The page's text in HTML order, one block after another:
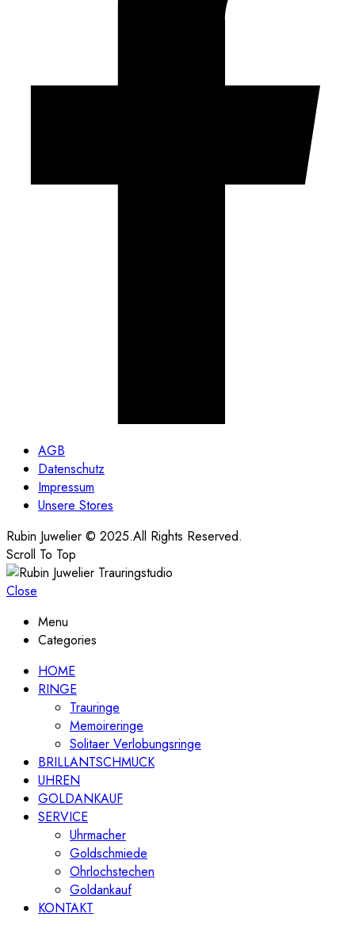
AGB
Datenschutz
Impressum
Unsere Stores
Rubin Juwelier © 2025.All Rights Reserved.
Scroll To Top
Close
Menu
Categories
HOME
RINGE
Trauringe
Memoireringe
Solitaer Verlobungsringe
BRILLANTSCHMUCK
UHREN
GOLDANKAUF
SERVICE
Uhrmacher
Goldschmiede
Ohrlochstechen
Goldankauf
KONTAKT